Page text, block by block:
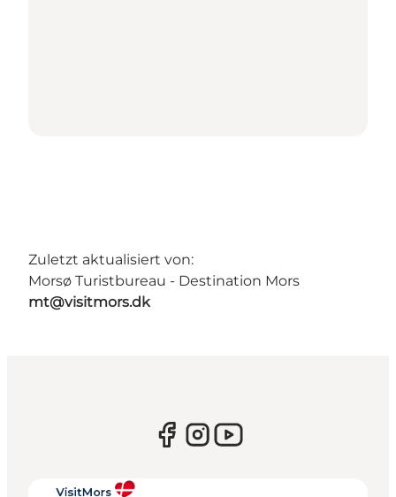
Zuletzt aktualisiert von:
Morsø Turistbureau - Destination Mors
mt@visitmors.dk